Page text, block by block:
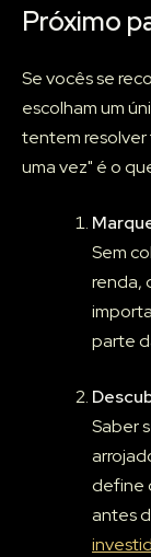
Próximo
Se vocês se
escolham um
tentem
uma vez" é o
Sem
renda,
parte
Saber
define
antes